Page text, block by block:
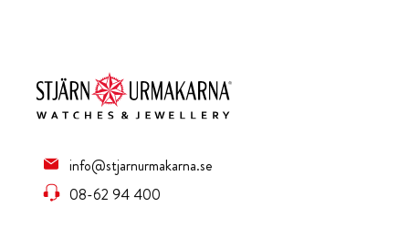
info@stjarnurmakarna.se
08-62 94 400